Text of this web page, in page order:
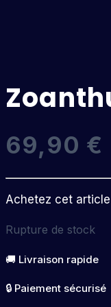
69,90 €
Achetez cet
Rupture de stock
🚚 Livraison rapide
🔒 Paiement sécurisé